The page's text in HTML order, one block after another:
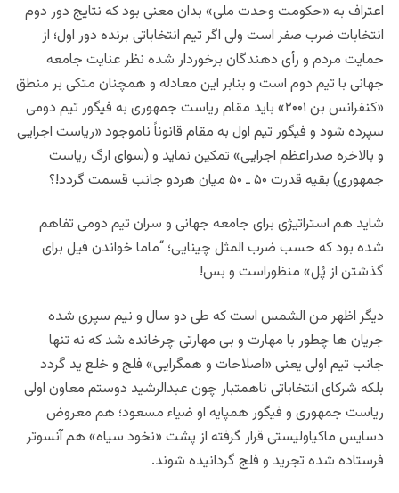
اعتراف به «حکومت وحدت ملی» بدان معنی بود که نتایج دور دوم
انتخابات ضرب صفر است ولی اگر تیم انتخاباتی برنده دور اول؛ از
حمایت مردم و رأی دهندگان برخوردار شده نظر عنایت جامعه
جهانی با تیم دوم است و بنابر این معادله و همچنان متکی بر منطق
«کنفرانس بن ۲۰۰۱» باید مقام ریاست جمهوری به فیگور تیم دومی
سپرده شود و فیگور تیم اول به مقام قانوناً ناموجود «ریاست اجرایی
و بالاخره صدراعظم اجرایی» تمکین نماید و (سوای ارگ ریاست
جمهوری) بقیه قدرت ۵۰ ـ ۵۰ میان هردو جانب قسمت گردد!؟
شاید هم استراتیژی برای جامعه جهانی و سران تیم دومی تفاهم
شده بود که حسب ضرب المثل چینایی؛ “ماما خواندن فیل برای
گذشتن از پُل» منظوراست و بس!
دیگر اظهر من الشمس است که طی دو سال و نیم سپری شده
جریان ها چطور با مهارت و بی مهارتی چرخانده شد که نه تنها
جانب تیم اولی یعنی «اصلاحات و همگرایی» فلج و خلع ید گردد
بلکه شرکای انتخاباتی ناهمتبار چون عبدالرشید دوستم معاون اولی
ریاست جمهوری و فیگور همپایه او ضیاء مسعود؛ هم معروض
دسایس ماکیاولیستی قرار گرفته از پشت «نخود سیاه» هم آنسوتر
فرستاده شده تجرید و فلج گردانیده شوند.